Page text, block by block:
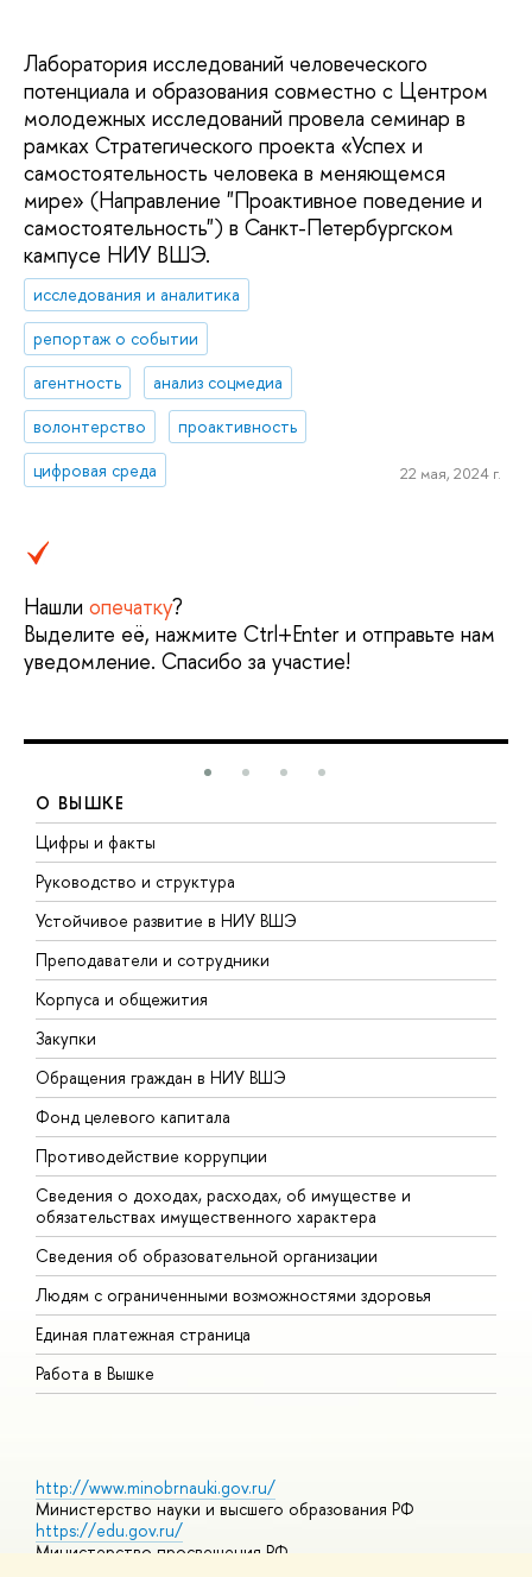
Лаборатория исследований человеческого
потенциала и образования совместно с Центром
молодежных исследований провела семинар в
рамках Стратегического проекта «Успех и
самостоятельность человека в меняющемся
мире» (Направление "Проактивное поведение и
самостоятельность") в Санкт-Петербургском
кампусе НИУ ВШЭ.
исследования и аналитика
репортаж о событии
агентность
анализ соцмедиа
волонтерство
проактивность
цифровая среда
22 мая, 2024 г.
Нашли опечатку?
Выделите её, нажмите Ctrl+Enter и отправьте нам
уведомление. Спасибо за участие!
О ВЫШКЕ
Цифры и факты
Руководство и структура
Устойчивое развитие в НИУ ВШЭ
Преподаватели и сотрудники
Корпуса и общежития
Закупки
Обращения граждан в НИУ ВШЭ
Фонд целевого капитала
Противодействие коррупции
Сведения о доходах, расходах, об имуществе и
обязательствах имущественного характера
Сведения об образовательной организации
Людям с ограниченными возможностями здоровья
Единая платежная страница
Работа в Вышке
http://www.minobrnauki.gov.ru/
Министерство науки и высшего образования РФ
https://edu.gov.ru/
Министерство просвещения РФ